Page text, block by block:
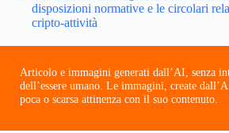
disposizioni normative e le circolari
cripto-attività
Articolo e immagini generati dall’AI, senza
dell’essere umano. Le immagini, create
poca o scarsa attinenza con il suo contenuto.